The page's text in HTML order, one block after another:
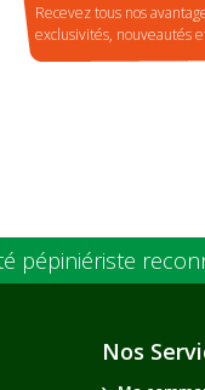
Recevez tous nos
exclusivités, nouveautés
pépiniériste
Nos